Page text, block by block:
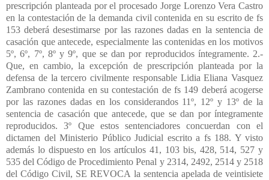
prescripción planteada por el procesado Jorge Lorenzo Vera Castro
en la contestación de la demanda civil contenida en su escrito de fs
153 deberá desestimarse por las razones dadas en la sentencia de
casación que antecede, especialmente las contenidas en los motivos
5º, 6º, 7º, 8º y 9º, que se dan por reproducidos íntegramente. 2.-
Que, en cambio, la excepción de prescripción planteada por la
defensa de la tercero civilmente responsable Lidia Eliana Vasquez
Zambrano contenida en su contestación de fs 149 deberá acogerse
por las razones dadas en los considerandos 11º, 12º y 13º de la
sentencia de casación que antecede, que se dan por íntegramente
reproducidos. 3º Que estos sentenciadores concuerdan con el
dictamen del Ministerio Público Judicial escrito a fs 188. Y visto
además lo dispuesto en los artículos 41, 103 bis, 428, 514, 527 y
535 del Código de Procedimiento Penal y 2314, 2492, 2514 y 2518
del Código Civil, SE REVOCA la sentencia apelada de veintisiete